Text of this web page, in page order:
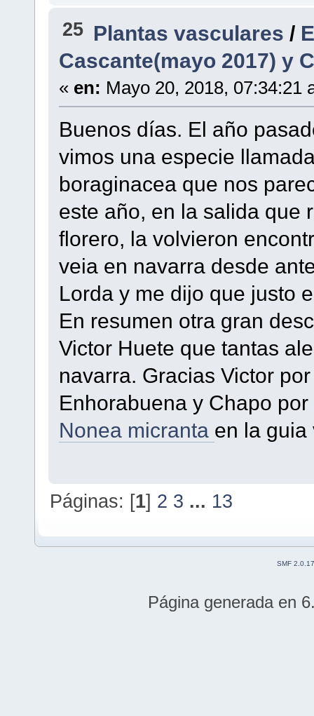
25 Plantas vasculares /
Cascante(mayo 2017) y
« en: Mayo 20, 2018, 07:34:21
Buenos días. El año
vimos una especie
boraginacea que nos
este año, en la salida que
florero, la volvieron
veia en navarra desde
Lorda y me dijo que justo
En resumen otra gran
Victor Huete que tantas
navarra. Gracias Victor
Enhorabuena y Chapo
Nonea micranta en la guia
Páginas: [1] 2 3 ... 13
SMF 2.0.17
Página generada en